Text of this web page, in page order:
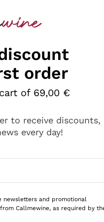
range di prezzo. Le
order
of 69,00 €
to receive discounts,
every day!
newsletters and promotional
Callmewine, as required by